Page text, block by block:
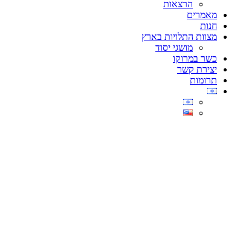
הרצאות
מאמרים
חנות
מצוות התלויות בארץ
מושגי יסוד
כשר במרוקו
יצירת קשר
תרומות